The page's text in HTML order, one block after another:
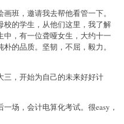
班，邀请我去帮他看管一下。
的学生，从他们这里，我了解
，有一位聋哑女生，大约十一
的品质。坚韧，不屈，毅力。
三，开始为自己的未来好好计
场，会计电算化考试。很easy，